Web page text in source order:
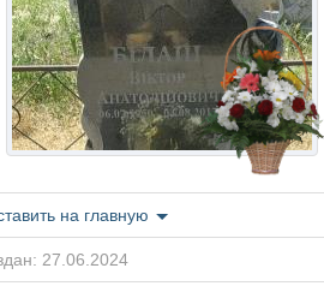
на главную
27.06.2024